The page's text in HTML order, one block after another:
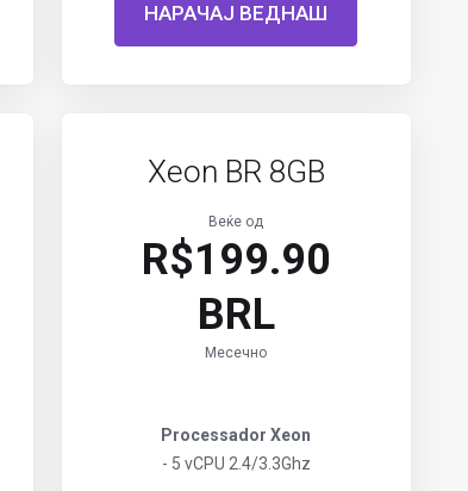
НАРАЧАЈ ВЕДНАШ
Xeon BR 8GB
Веќе од
R$199.90
BRL
Месечно
Processador Xeon
- 5 vCPU 2.4/3.3Ghz